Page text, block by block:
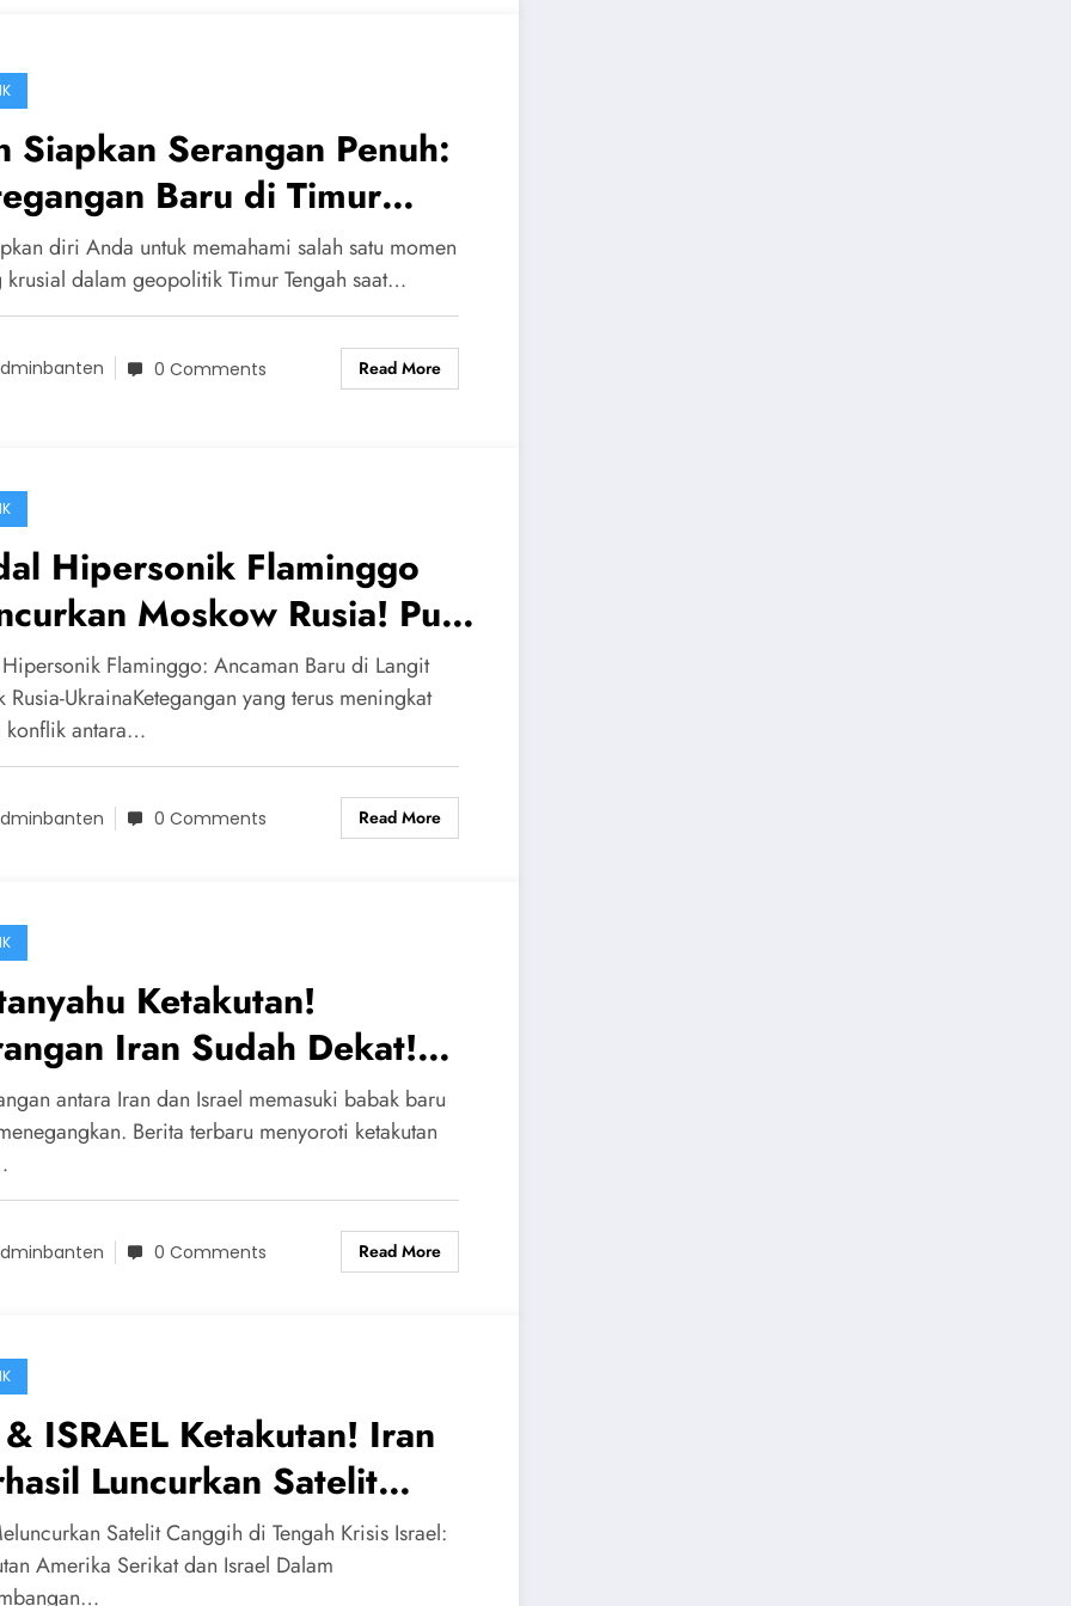
Siapkan Serangan Penuh:
Baru di Timur
Mengguncang
diri Anda untuk memahami salah satu momen
krusial dalam geopolitik Timur Tengah saat…
0 Comments Read More
Hipersonik Flaminggo
Moskow Rusia! Putin
Ketakutan, Zelensky
Bombardir
Flaminggo: Ancaman Baru di Langit
Rusia-UkrainaKetegangan yang terus meningkat
konflik antara…
0 Comments Read More
Ketakutan!
Iran Sudah Dekat!
Baru Perang Timur
Dimulai
antara Iran dan Israel memasuki babak baru
Berita terbaru menyoroti ketakutan
0 Comments Read More
ISRAEL Ketakutan! Iran
Luncurkan Satelit
di Tengah Krisis Israel!
Satelit Canggih di Tengah Krisis Israel:
Amerika Serikat dan Israel Dalam